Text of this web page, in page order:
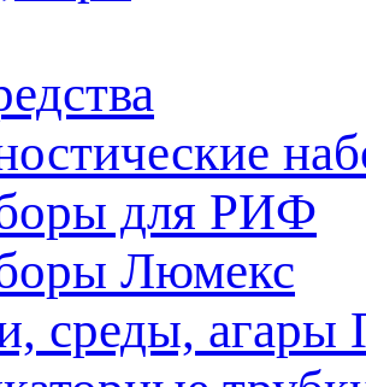
для РИФ
Люмекс
среды, агары